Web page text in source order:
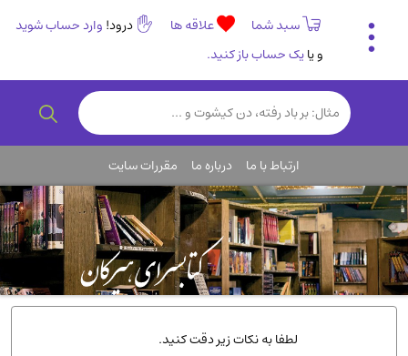
سبد شما علاقه ها درود! وارد حساب شوید
و یایک حساب باز کنید.
تاریخی و فرهنگی
(838)
رمان و داستان ایرانی(307)
روانشناسی(357)
انگلیسی و زبان خارجی(14)
کودکان و نوجوانان(76)
کتب نادر و کمیاب(19)
روانشناسی(112)
طب گیاهی و سنتی(45)
ارتباط با ما درباره ما مقررات سایت
لطفا به نکات زیر دقت کنید.